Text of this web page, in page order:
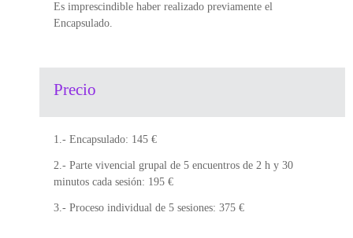
Es imprescindible haber realizado previamente el
Encapsulado.
Precio
1.- Encapsulado: 145 €
2.- Parte vivencial grupal de 5 encuentros de 2 h y 30
minutos cada sesión: 195 €
3.- Proceso individual de 5 sesiones: 375 €